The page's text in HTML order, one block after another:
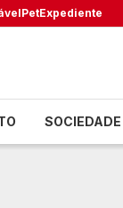
PetExpediente
SOCIEDADE